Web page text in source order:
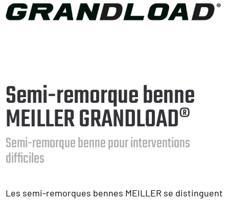
Semi-remorque benne
MEILLER GRANDLOAD®
Semi-remorque benne pour interventions
difficiles
Les semi-remorques bennes MEILLER se distinguent